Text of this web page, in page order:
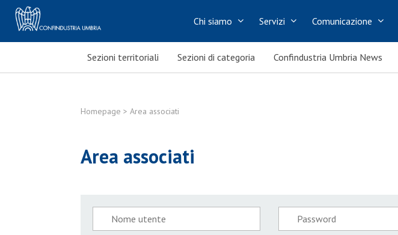
Chi siamo Servizi Comunicazione
Sezioni territoriali Sezioni di categoria Confindustria Umbria News
Homepage > Area associati
Area associati